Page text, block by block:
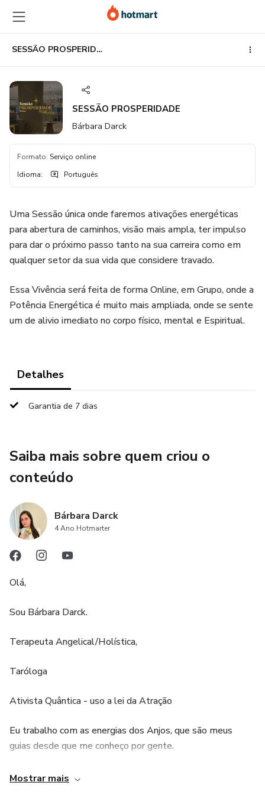
para
o
conteúdo
principal
para
o
pagamento
para
o
rodapé
SESSÃO PROSPERIDADE
SESSÃO PROSPERIDADE
Bárbara Darck
Formato: Serviço online
Idioma: Português
Uma Sessão única onde faremos ativações energéticas
para abertura de caminhos, visão mais ampla, ter impulso
para dar o próximo passo tanto na sua carreira como em
qualquer setor da sua vida que considere travado.
Essa Vivência será feita de forma Online, em Grupo, onde a
Potência Energética é muito mais ampliada, onde se sente
um de alivio imediato no corpo físico, mental e Espiritual.
Detalhes
Garantia de 7 dias
Saiba mais sobre quem criou o
conteúdo
Bárbara Darck
4 Ano Hotmarter
Olá,
Sou Bárbara Darck.
Terapeuta Angelical/Holística,
Taróloga
Ativista Quântica - uso a lei da Atração
Eu trabalho com as energias dos Anjos, que são meus
guias desde que me conheço por gente.
Com a ajuda dos anjos aprendi a escutar minha Intuição, a
Mostrar mais